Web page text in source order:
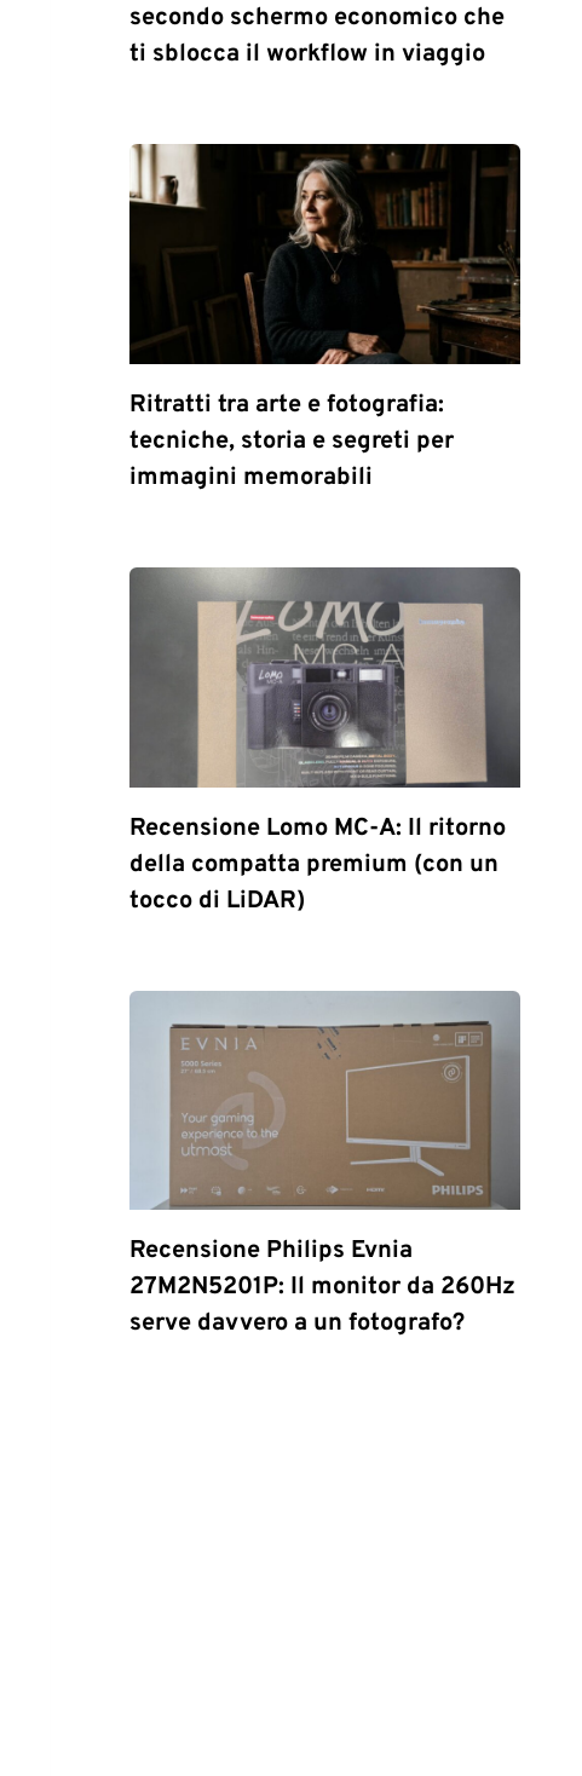
secondo schermo economico che
ti sblocca il workflow in viaggio
Ritratti tra arte e fotografia:
tecniche, storia e segreti per
immagini memorabili
Recensione Lomo MC-A: Il ritorno
della compatta premium (con un
tocco di LiDAR)
Recensione Philips Evnia
27M2N5201P: Il monitor da 260Hz
serve davvero a un fotografo?